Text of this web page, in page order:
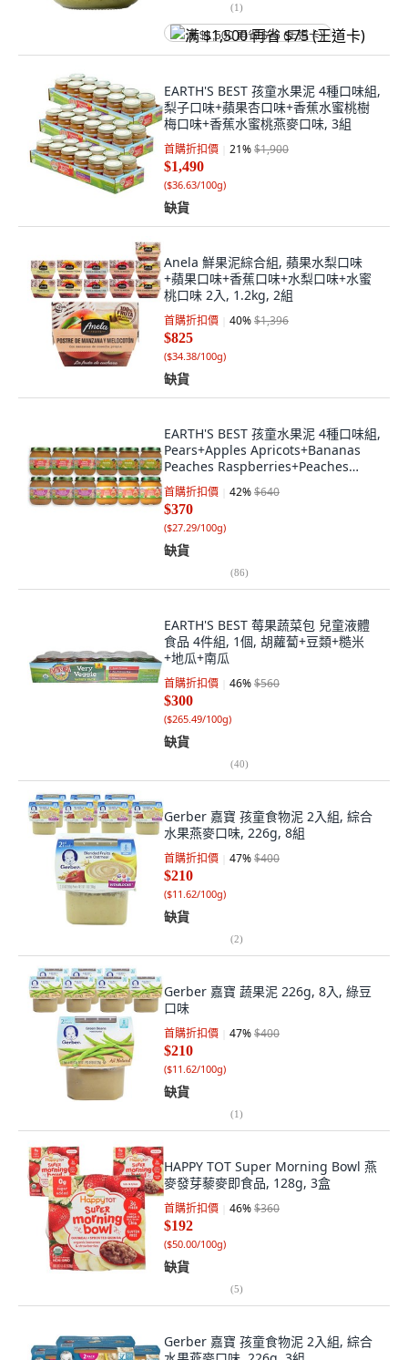
(1)
满 $1,500 再省 $75 (王道卡)
EARTH'S BEST 孩童水果泥 4種口味組,
梨子口味+蘋果杏口味+香蕉水蜜桃樹
梅口味+香蕉水蜜桃燕麥口味, 3組
首購折扣價 21%$1,900
$1,490
($36.63/100g)
缺貨
Anela 鮮果泥綜合組, 蘋果水梨口味
+蘋果口味+香蕉口味+水梨口味+水蜜
桃口味 2入, 1.2kg, 2組
首購折扣價 40%$1,396
$825
($34.38/100g)
缺貨
EARTH'S BEST 孩童水果泥 4種口味組,
Pears+Apples Apricots+Bananas
Peaches Raspberries+Peaches
Oatmeal Bananas, 1組
首購折扣價 42%$640
$370
($27.29/100g)
缺貨
(86)
EARTH'S BEST 莓果蔬菜包 兒童液體
食品 4件組, 1個, 胡蘿蔔+豆類+糙米
+地瓜+南瓜
首購折扣價 46%$560
$300
($265.49/100g)
缺貨
(40)
Gerber 嘉寶 孩童食物泥 2入組, 綜合
水果燕麥口味, 226g, 8組
首購折扣價 47%$400
$210
($11.62/100g)
缺貨
(2)
Gerber 嘉寶 蔬果泥 226g, 8入, 綠豆
口味
首購折扣價 47%$400
$210
($11.62/100g)
缺貨
(1)
HAPPY TOT Super Morning Bowl 燕
麥發芽藜麥即食品, 128g, 3盒
首購折扣價 46%$360
$192
($50.00/100g)
缺貨
(5)
Gerber 嘉寶 孩童食物泥 2入組, 綜合